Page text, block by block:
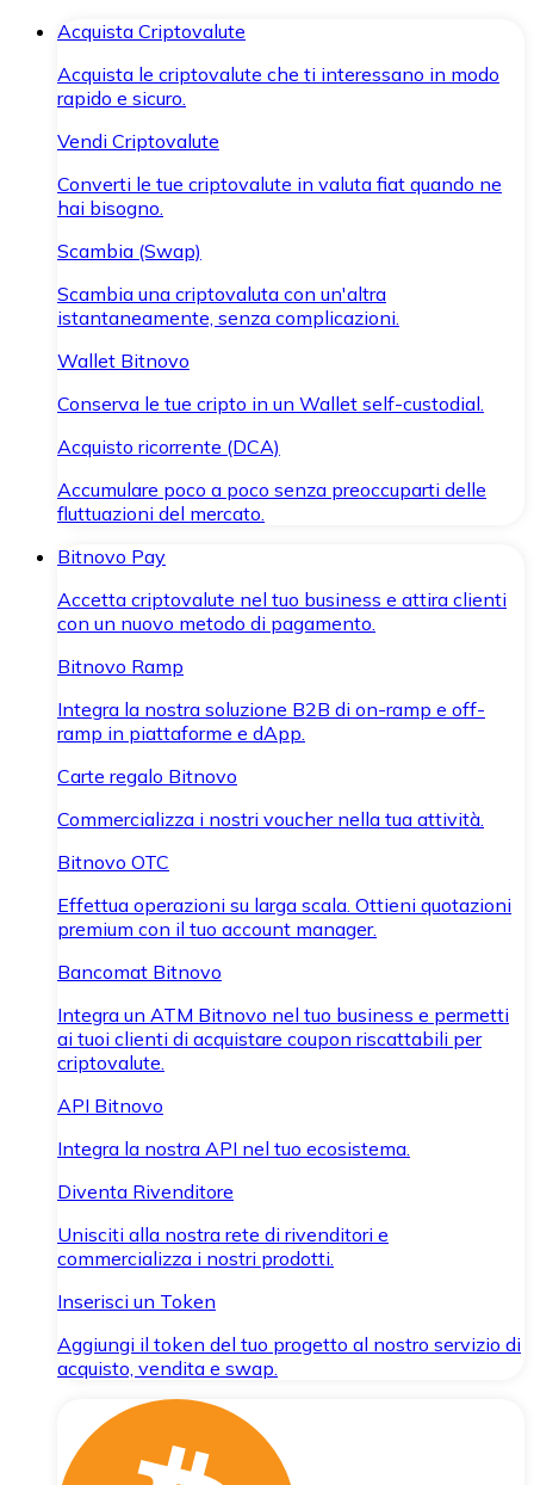
Acquista Criptovalute
Acquista le criptovalute che ti interessano in modo
rapido e sicuro.
Vendi Criptovalute
Converti le tue criptovalute in valuta fiat quando ne
hai bisogno.
Scambia (Swap)
Scambia una criptovaluta con un'altra
istantaneamente, senza complicazioni.
Wallet Bitnovo
Conserva le tue cripto in un Wallet self-custodial.
Acquisto ricorrente (DCA)
Accumulare poco a poco senza preoccuparti delle
fluttuazioni del mercato.
Bitnovo Pay
Accetta criptovalute nel tuo business e attira clienti
con un nuovo metodo di pagamento.
Bitnovo Ramp
Integra la nostra soluzione B2B di on-ramp e off-
ramp in piattaforme e dApp.
Carte regalo Bitnovo
Commercializza i nostri voucher nella tua attività.
Bitnovo OTC
Effettua operazioni su larga scala. Ottieni quotazioni
premium con il tuo account manager.
Bancomat Bitnovo
Integra un ATM Bitnovo nel tuo business e permetti
ai tuoi clienti di acquistare coupon riscattabili per
criptovalute.
API Bitnovo
Integra la nostra API nel tuo ecosistema.
Diventa Rivenditore
Unisciti alla nostra rete di rivenditori e
commercializza i nostri prodotti.
Inserisci un Token
Aggiungi il token del tuo progetto al nostro servizio di
acquisto, vendita e swap.